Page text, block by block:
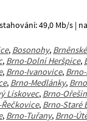
49,0 Mb/s |
, Bosonohy,
, Brno-Dolní Heršpice,
, Brno-Ivanovice,
, Brno-Medlánky,
Lískovec, Brno-Ořešín
, Brno-Staré
, Brno-Tuřany, Brno-